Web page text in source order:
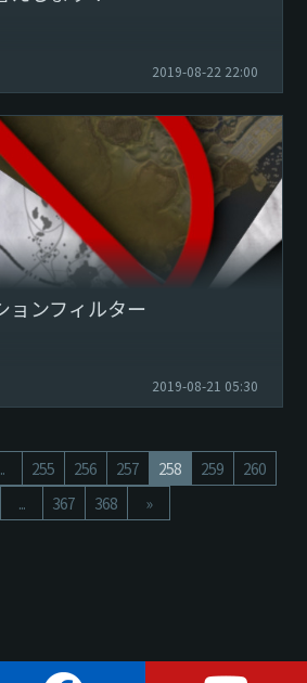
様へ Q&Aについて、再び『War
サーのヴィヤチェスラフ・ブラーニコ
す！
2019-08-22 22:00
ョンフィルター
レイヤー個人のローテーションから
のとしてマークし...
2019-08-21 05:30
... 255 256 257 258 259
260
... 367 368 »